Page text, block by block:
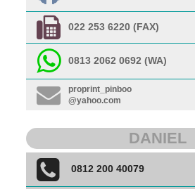
022 253 6220 (FAX)
0813 2062 0692 (WA)
proprint_pinboo
@yahoo.com
DANIEL
0812 200 40079